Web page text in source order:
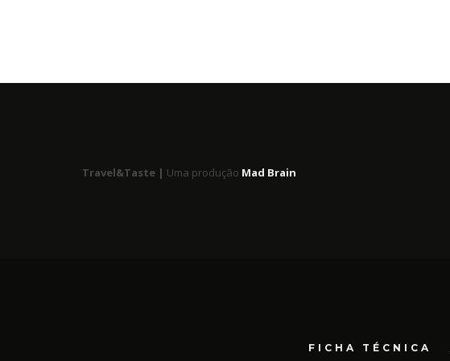
Travel&Taste | Uma produção Mad Brain
FICHA TÉCNICA